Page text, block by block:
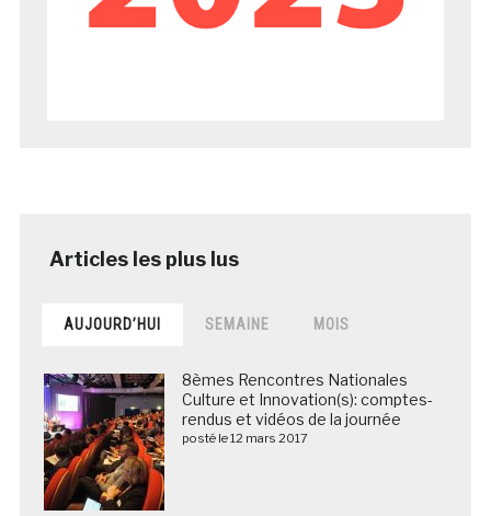
AUJOURD’HUI SEMAINE MOIS
8èmes Rencontres Nationales
Culture et Innovation(s): comptes-
rendus et vidéos de la journée
posté le 12 mars 2017